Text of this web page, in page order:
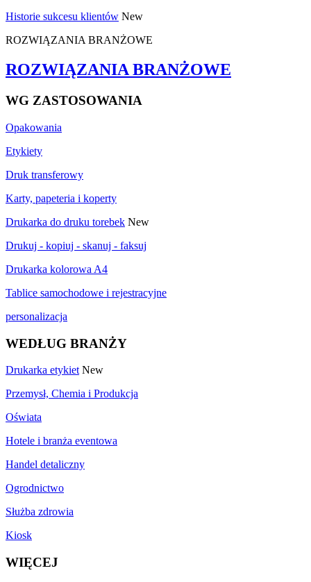
Historie sukcesu klientów New
ROZWIĄZANIA BRANŻOWE
ROZWIĄZANIA BRANŻOWE
WG ZASTOSOWANIA
Opakowania
Etykiety
Druk transferowy
Karty, papeteria i koperty
Drukarka do druku torebek New
Drukuj - kopiuj - skanuj - faksuj
Drukarka kolorowa A4
Tablice samochodowe i rejestracyjne
personalizacja
WEDŁUG BRANŻY
Drukarka etykiet New
Przemysł, Chemia i Produkcja
Oświata
Hotele i branża eventowa
Handel detaliczny
Ogrodnictwo
Służba zdrowia
Kiosk
WIĘCEJ